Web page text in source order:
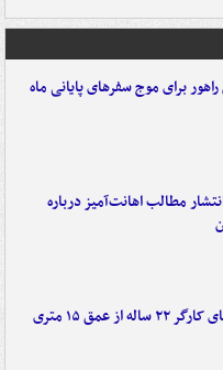
برای موج سفرهای پایانی ماه
مطالب اهانت‌آمیز درباره
نجات معجزه‌آسای کارگر ۲۲ ساله از عمق ۱۵ متری